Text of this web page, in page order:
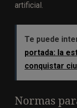
artificial.
Te puede
portada: la
conquistar
Normas